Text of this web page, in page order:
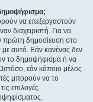
να επεξεργαστούν
διαχειριστή. Για να
πρώτη δημοσίευση στο
αυτό. Εάν κανένας δεν
το δημοψήφισμα ή να
εάν κάποιο μέλος
μπορούν να το
επιλογές